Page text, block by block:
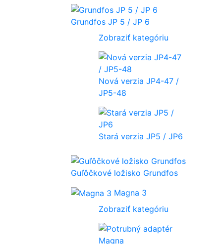
Grundfos JP 5 / JP 6
Zobraziť kategóriu
Nová verzia JP4-47 /
JP5-48
Stará verzia JP5 / JP6
Guľôčkové ložisko Grundfos
Magna 3
Zobraziť kategóriu